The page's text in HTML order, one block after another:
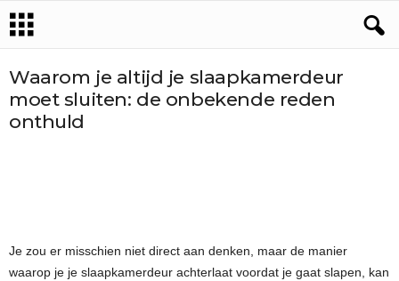
Waarom je altijd je slaapkamerdeur
moet sluiten: de onbekende reden
onthuld
Je zou er misschien niet direct aan denken, maar de manier
waarop je je slaapkamerdeur achterlaat voordat je gaat slapen, kan